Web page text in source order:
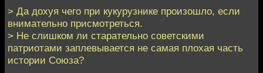
> Да дохуя чего при кукурузнике произошло, если
внимательно присмотреться.
> Не слишком ли старательно советскими
патриотами заплевывается не самая плохая часть
истории Союза?